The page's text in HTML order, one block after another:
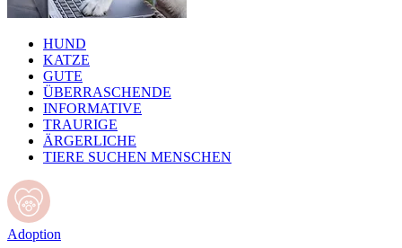
HUND
KATZE
GUTE
ÜBERRASCHENDE
INFORMATIVE
TRAURIGE
ÄRGERLICHE
TIERE SUCHEN MENSCHEN
Adoption